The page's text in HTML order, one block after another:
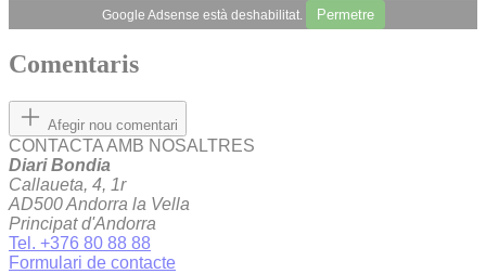
Google Adsense està deshabilitat. Permetre
Comentaris
Afegir nou comentari
CONTACTA AMB NOSALTRES
Diari Bondia
Callaueta, 4, 1r
AD500 Andorra la Vella
Principat d'Andorra
Tel. +376 80 88 88
Formulari de contacte